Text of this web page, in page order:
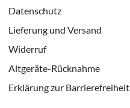
Datenschutz
Lieferung und Versand
Widerruf
Altgeräte-Rücknahme
Erklärung zur Barrierefreiheit